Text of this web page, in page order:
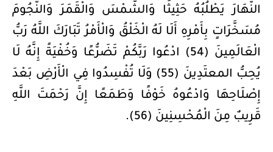
النَّهَارَ يَطْلُبُهُ حَثِيثًا وَالشَّمْسَ وَالْقَمَرَ وَالنُّجُومَ
مُسَخَّرَاتٍ بِأَمْرِهِ أَلَا لَهُ الْخَلْقُ وَالْأَمْرُ تَبَارَكَ اللَّهُ رَبُّ
الْعَالَمِينَ (54) ادْعُوا رَبَّكُمْ تَضَرُّعًا وَخُفْيَةً إِنَّهُ لَا
يُحِبُّ المعتَدِينَ (55) وَلَا تُفْسِدُوا فِي الْأَرْضِ بَعْدَ
إِصْلَاحِهَا وَادْعُوهُ خَوْفًا وَطَمَعًا إِنَّ رَحْمَتَ اللَّهِ
قَرِيبٌ مِنَ الْمُحْسِنِينَ (56).